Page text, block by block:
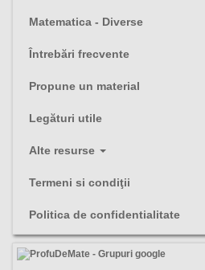
Matematica - Diverse
Întrebări frecvente
Propune un material
Legături utile
Alte resurse
Termeni si condiţii
Politica de confidentialitate